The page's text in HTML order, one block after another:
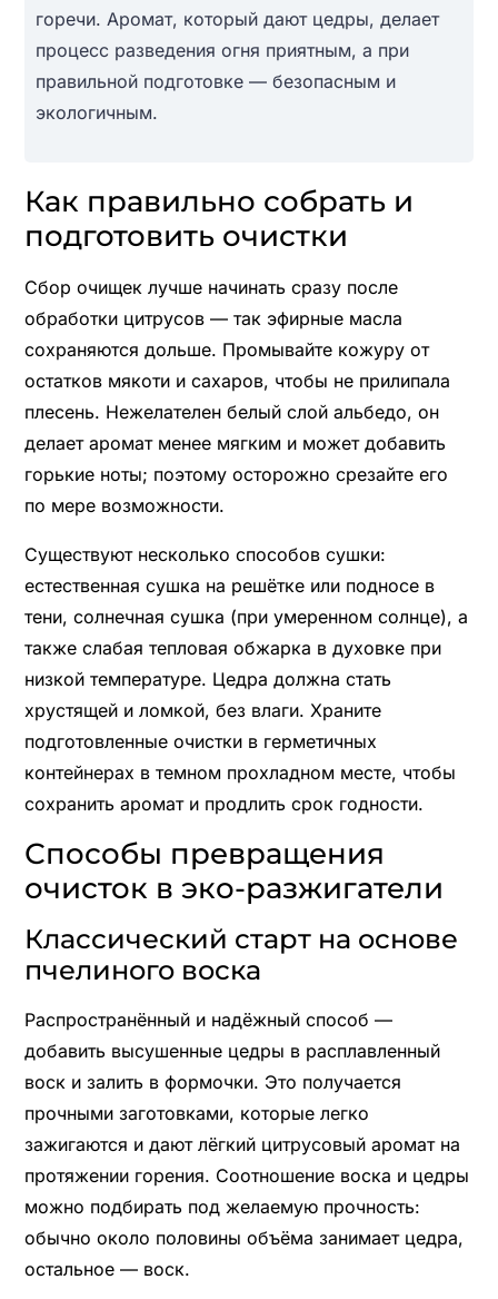
горечи. Аромат, который дают цедры, делает
процесс разведения огня приятным, а при
правильной подготовке — безопасным и
экологичным.
Как правильно собрать и
подготовить очистки
Сбор очищек лучше начинать сразу после
обработки цитрусов — так эфирные масла
сохраняются дольше. Промывайте кожуру от
остатков мякоти и сахаров, чтобы не прилипала
плесень. Нежелателен белый слой альбедо, он
делает аромат менее мягким и может добавить
горькие ноты; поэтому осторожно срезайте его
по мере возможности.
Существуют несколько способов сушки:
естественная сушка на решётке или подносе в
тени, солнечная сушка (при умеренном солнце), а
также слабая тепловая обжарка в духовке при
низкой температуре. Цедра должна стать
хрустящей и ломкой, без влаги. Храните
подготовленные очистки в герметичных
контейнерах в темном прохладном месте, чтобы
сохранить аромат и продлить срок годности.
Способы превращения
очисток в эко-разжигатели
Классический старт на основе
пчелиного воска
Распространённый и надёжный способ —
добавить высушенные цедры в расплавленный
воск и залить в формочки. Это получается
прочными заготовками, которые легко
зажигаются и дают лёгкий цитрусовый аромат на
протяжении горения. Соотношение воска и цедры
можно подбирать под желаемую прочность:
обычно около половины объёма занимает цедра,
остальное — воск.